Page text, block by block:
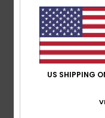
Matière
régénéré à partir
dans les décharges
Doublure :
Coupe :coupe
US SHIPPING